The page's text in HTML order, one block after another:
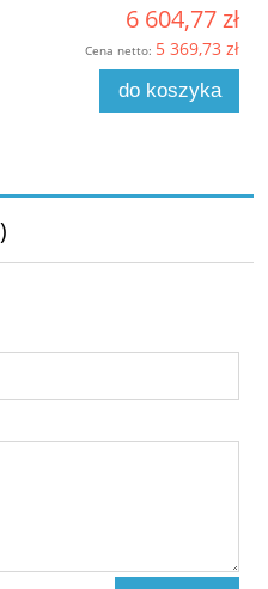
6 604,77 zł
Cena netto: 5 369,73 zł
do koszyka